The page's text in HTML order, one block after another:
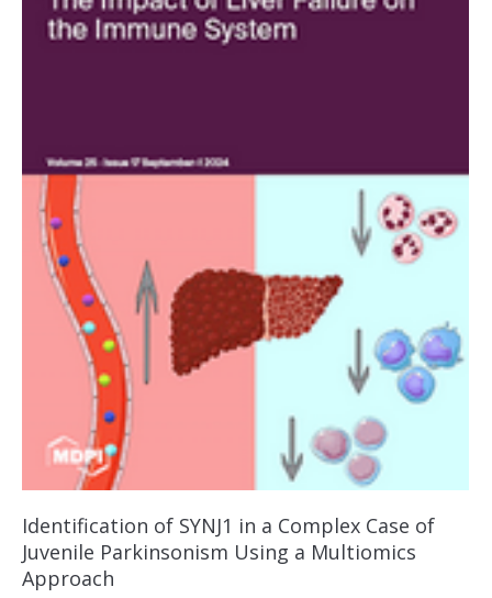
Identification of SYNJ1 in a Complex Case of
Juvenile Parkinsonism Using a Multiomics
Approach